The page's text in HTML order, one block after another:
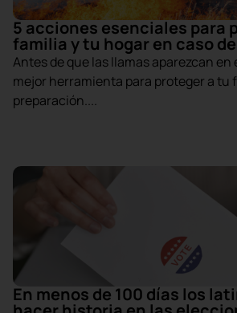
5 acciones esenciales para
familia y tu hogar en caso
Antes de que las llamas aparezcan en
mejor herramienta para proteger a tu
preparación....
En menos de 100 días los